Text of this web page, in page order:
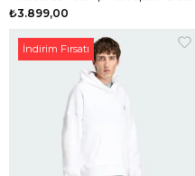
₺3.899,00
İndirim Fırsatı